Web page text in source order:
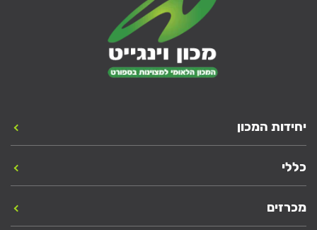
יחידות המכון
כללי
מכרזים